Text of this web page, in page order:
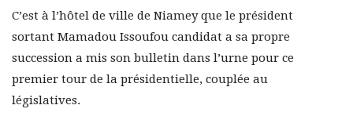
C’est à l’hôtel de ville de Niamey que le président
sortant Mamadou Issoufou candidat a sa propre
succession a mis son bulletin dans l’urne pour ce
premier tour de la présidentielle, couplée au
législatives.